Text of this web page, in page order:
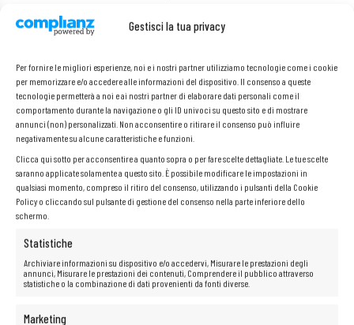
Gestisci la tua privacy
Per fornire le migliori esperienze, noi e i nostri partner utilizziamo tecnologie come i cookie
per memorizzare e/o accedere alle informazioni del dispositivo. Il consenso a queste
tecnologie permetterà a noi e ai nostri partner di elaborare dati personali come il
comportamento durante la navigazione o gli ID univoci su questo sito e di mostrare
annunci (non) personalizzati. Non acconsentire o ritirare il consenso può influire
negativamente su alcune caratteristiche e funzioni.
Clicca qui sotto per acconsentire a quanto sopra o per fare scelte dettagliate. Le tue scelte
saranno applicate solamente a questo sito. È possibile modificare le impostazioni in
qualsiasi momento, compreso il ritiro del consenso, utilizzando i pulsanti della Cookie
Policy o cliccando sul pulsante di gestione del consenso nella parte inferiore dello
schermo.
Statistiche
Archiviare informazioni su dispositivo e/o accedervi, Misurare le prestazioni degli
annunci, Misurare le prestazioni dei contenuti, Comprendere il pubblico attraverso
statistiche o la combinazione di dati provenienti da fonti diverse.
Marketing
PN:
CN21ITGA
Numero di porte SFP+:2x 10Gb
Interfaccia:PCI Express x8